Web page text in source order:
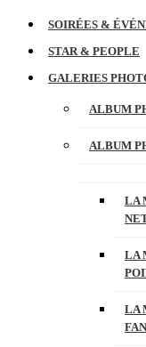
SOIRÉES &
STAR & PEOPLE
GALERIES
ALBUM
ALBUM
LA
LA
LA